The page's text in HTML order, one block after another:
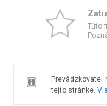
Túto
Prevádzkovateľ
tejto stránke.